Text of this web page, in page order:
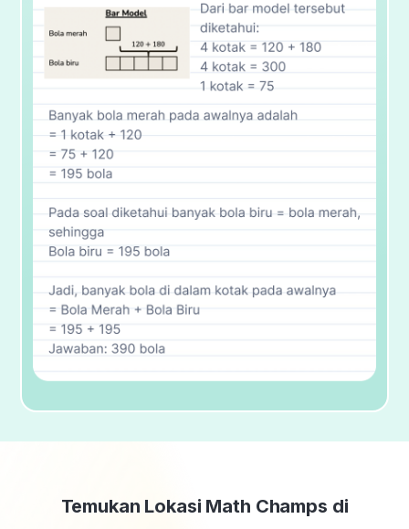
Temukan Lokasi Math Champs di